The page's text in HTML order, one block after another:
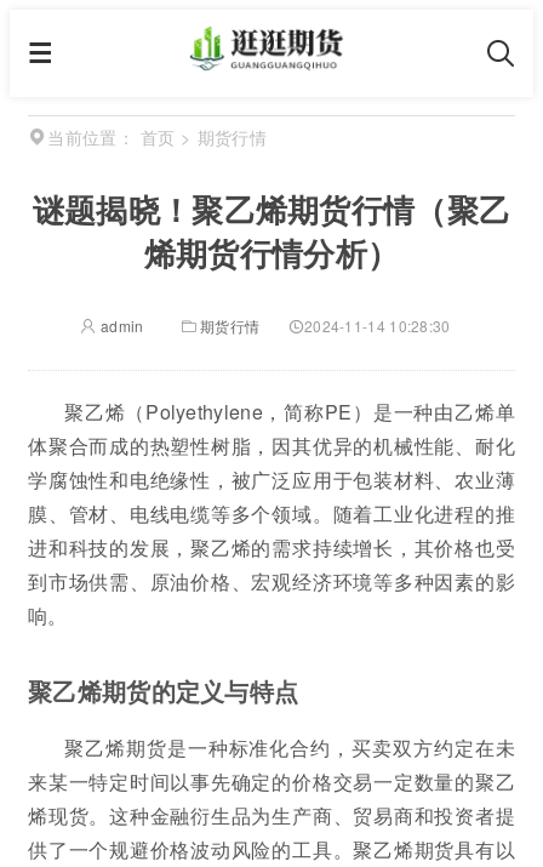
当前位置： 首页 > 期货行情
谜题揭晓！聚乙烯期货行情（聚乙
烯期货行情分析）
admin 期货行情 2024-11-14 10:28:30
聚乙烯（Polyethylene，简称PE）是一种由乙烯单
体聚合而成的热塑性树脂，因其优异的机械性能、耐化
学腐蚀性和电绝缘性，被广泛应用于包装材料、农业薄
膜、管材、电线电缆等多个领域。随着工业化进程的推
进和科技的发展，聚乙烯的需求持续增长，其价格也受
到市场供需、原油价格、宏观经济环境等多种因素的影
响。
聚乙烯期货的定义与特点
聚乙烯期货是一种标准化合约，买卖双方约定在未
来某一特定时间以事先确定的价格交易一定数量的聚乙
烯现货。这种金融衍生品为生产商、贸易商和投资者提
供了一个规避价格波动风险的工具。聚乙烯期货具有以